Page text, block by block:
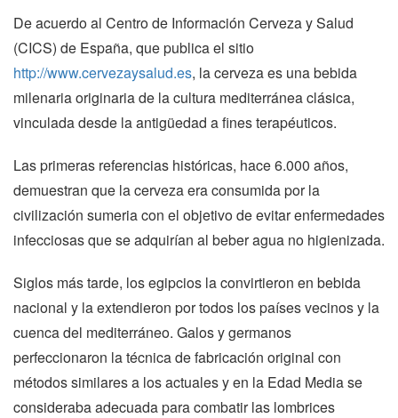
De acuerdo al Centro de Información Cerveza y Salud
(CICS) de España, que publica el sitio
http://www.cervezaysalud.es, la cerveza es una bebida
milenaria originaria de la cultura mediterránea clásica,
vinculada desde la antigüedad a fines terapéuticos.
Las primeras referencias históricas, hace 6.000 años,
demuestran que la cerveza era consumida por la
civilización sumeria con el objetivo de evitar enfermedades
infecciosas que se adquirían al beber agua no higienizada.
Siglos más tarde, los egipcios la convirtieron en bebida
nacional y la extendieron por todos los países vecinos y la
cuenca del mediterráneo. Galos y germanos
perfeccionaron la técnica de fabricación original con
métodos similares a los actuales y en la Edad Media se
consideraba adecuada para combatir las lombrices